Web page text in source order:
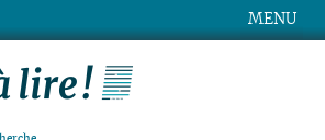
MENU